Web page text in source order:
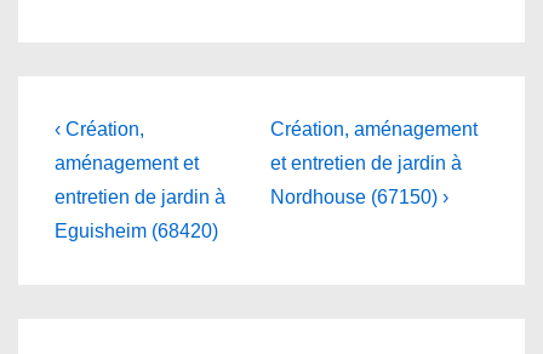
Navigation
de
l’article
Previous
Post
is
‹ Création,
aménagement et
entretien de jardin à
Eguisheim (68420)
Next
Post
is
Création, aménagement
et entretien de jardin à
Nordhouse (67150) ›